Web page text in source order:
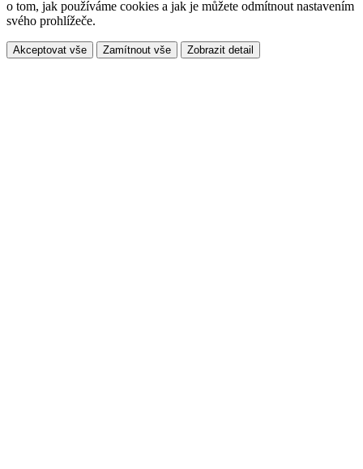
o tom, jak používáme cookies a jak je můžete odmítnout nastavením
svého prohlížeče.
Akceptovat vše Zamítnout vše Zobrazit detail